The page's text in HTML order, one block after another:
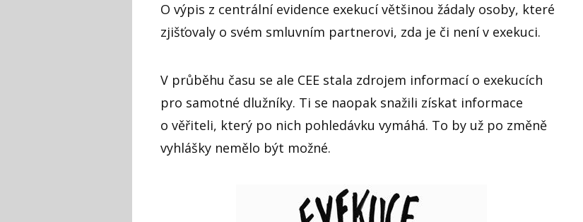
O výpis z centrální evidence exekucí většinou žádaly osoby, které
zjišťovaly o svém smluvním partnerovi, zda je či není v exekuci.
V průběhu času se ale CEE stala zdrojem informací o exekucích
pro samotné dlužníky. Ti se naopak snažili získat informace
o věřiteli, který po nich pohledávku vymáhá. To by už po změně
vyhlášky nemělo být možné.